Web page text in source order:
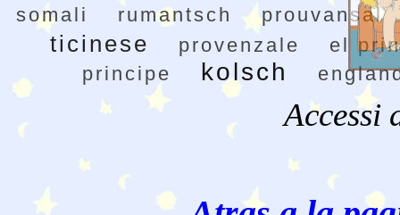
somali
rumantsch prouvansal
ticinese provenzale
el
principe
kolsch
Accessi